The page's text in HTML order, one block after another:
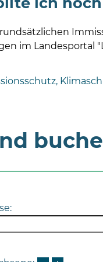
im Landesportal